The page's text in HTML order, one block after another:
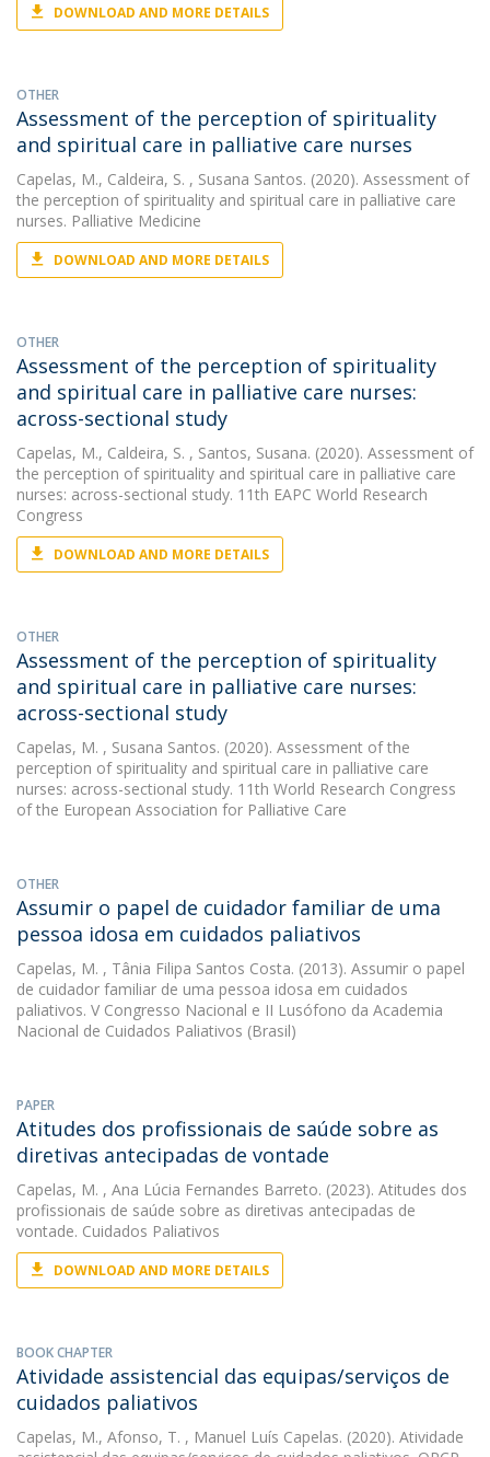
DOWNLOAD AND MORE DETAILS
OTHER
Assessment of the perception of spirituality
and spiritual care in palliative care nurses
Capelas, M., Caldeira, S. , Susana Santos. (2020). Assessment of
the perception of spirituality and spiritual care in palliative care
nurses. Palliative Medicine
DOWNLOAD AND MORE DETAILS
OTHER
Assessment of the perception of spirituality
and spiritual care in palliative care nurses:
across-sectional study
Capelas, M., Caldeira, S. , Santos, Susana. (2020). Assessment of
the perception of spirituality and spiritual care in palliative care
nurses: across-sectional study. 11th EAPC World Research
Congress
DOWNLOAD AND MORE DETAILS
OTHER
Assessment of the perception of spirituality
and spiritual care in palliative care nurses:
across-sectional study
Capelas, M. , Susana Santos. (2020). Assessment of the
perception of spirituality and spiritual care in palliative care
nurses: across-sectional study. 11th World Research Congress
of the European Association for Palliative Care
OTHER
Assumir o papel de cuidador familiar de uma
pessoa idosa em cuidados paliativos
Capelas, M. , Tânia Filipa Santos Costa. (2013). Assumir o papel
de cuidador familiar de uma pessoa idosa em cuidados
paliativos. V Congresso Nacional e II Lusófono da Academia
Nacional de Cuidados Paliativos (Brasil)
PAPER
Atitudes dos profissionais de saúde sobre as
diretivas antecipadas de vontade
Capelas, M. , Ana Lúcia Fernandes Barreto. (2023). Atitudes dos
profissionais de saúde sobre as diretivas antecipadas de
vontade. Cuidados Paliativos
DOWNLOAD AND MORE DETAILS
BOOK CHAPTER
Atividade assistencial das equipas/serviços de
cuidados paliativos
Capelas, M., Afonso, T. , Manuel Luís Capelas. (2020). Atividade